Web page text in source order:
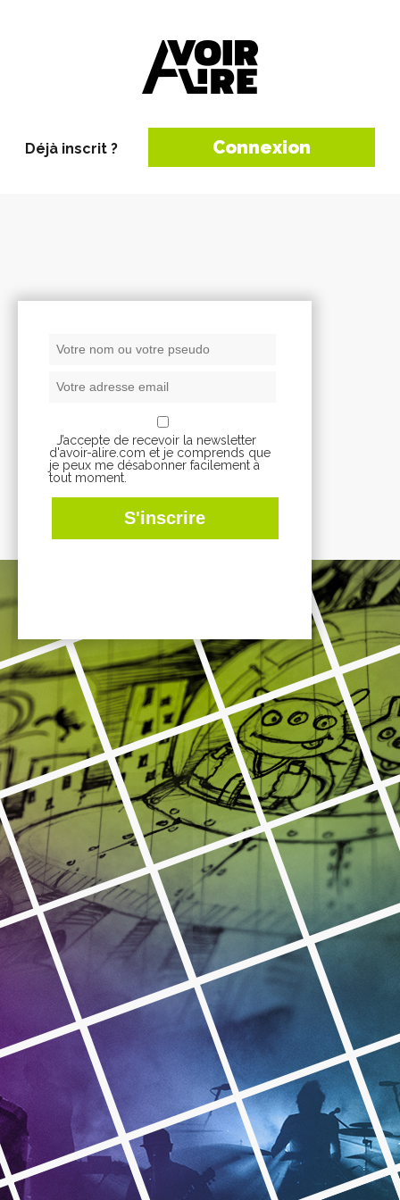
Déjà inscrit ? Connexion
J’accepte de recevoir la newsletter
d'avoir-alire.com et je comprends que
je peux me désabonner facilement à
tout moment.